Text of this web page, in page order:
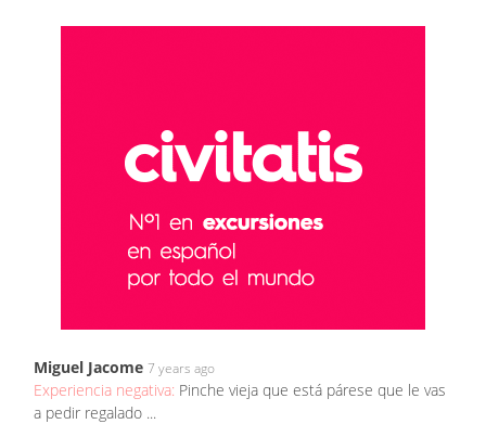
Miguel Jacome 7 years ago
Experiencia negativa: Pinche vieja que está párese que le vas
a pedir regalado ...